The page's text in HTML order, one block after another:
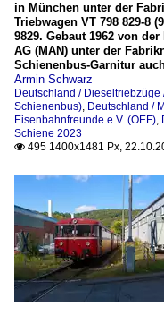
in München unter der
Triebwagen VT 798 829-8
9829. Gebaut 1962 von
AG (MAN) unter der
Schienenbus-Garnitur
Armin Schwarz
Deutschland /
Schienenbus) Deutschland /
Eisenbahnfreunde e.V. (OEF)
Schiene 2023
 495 1400x1481 Px,